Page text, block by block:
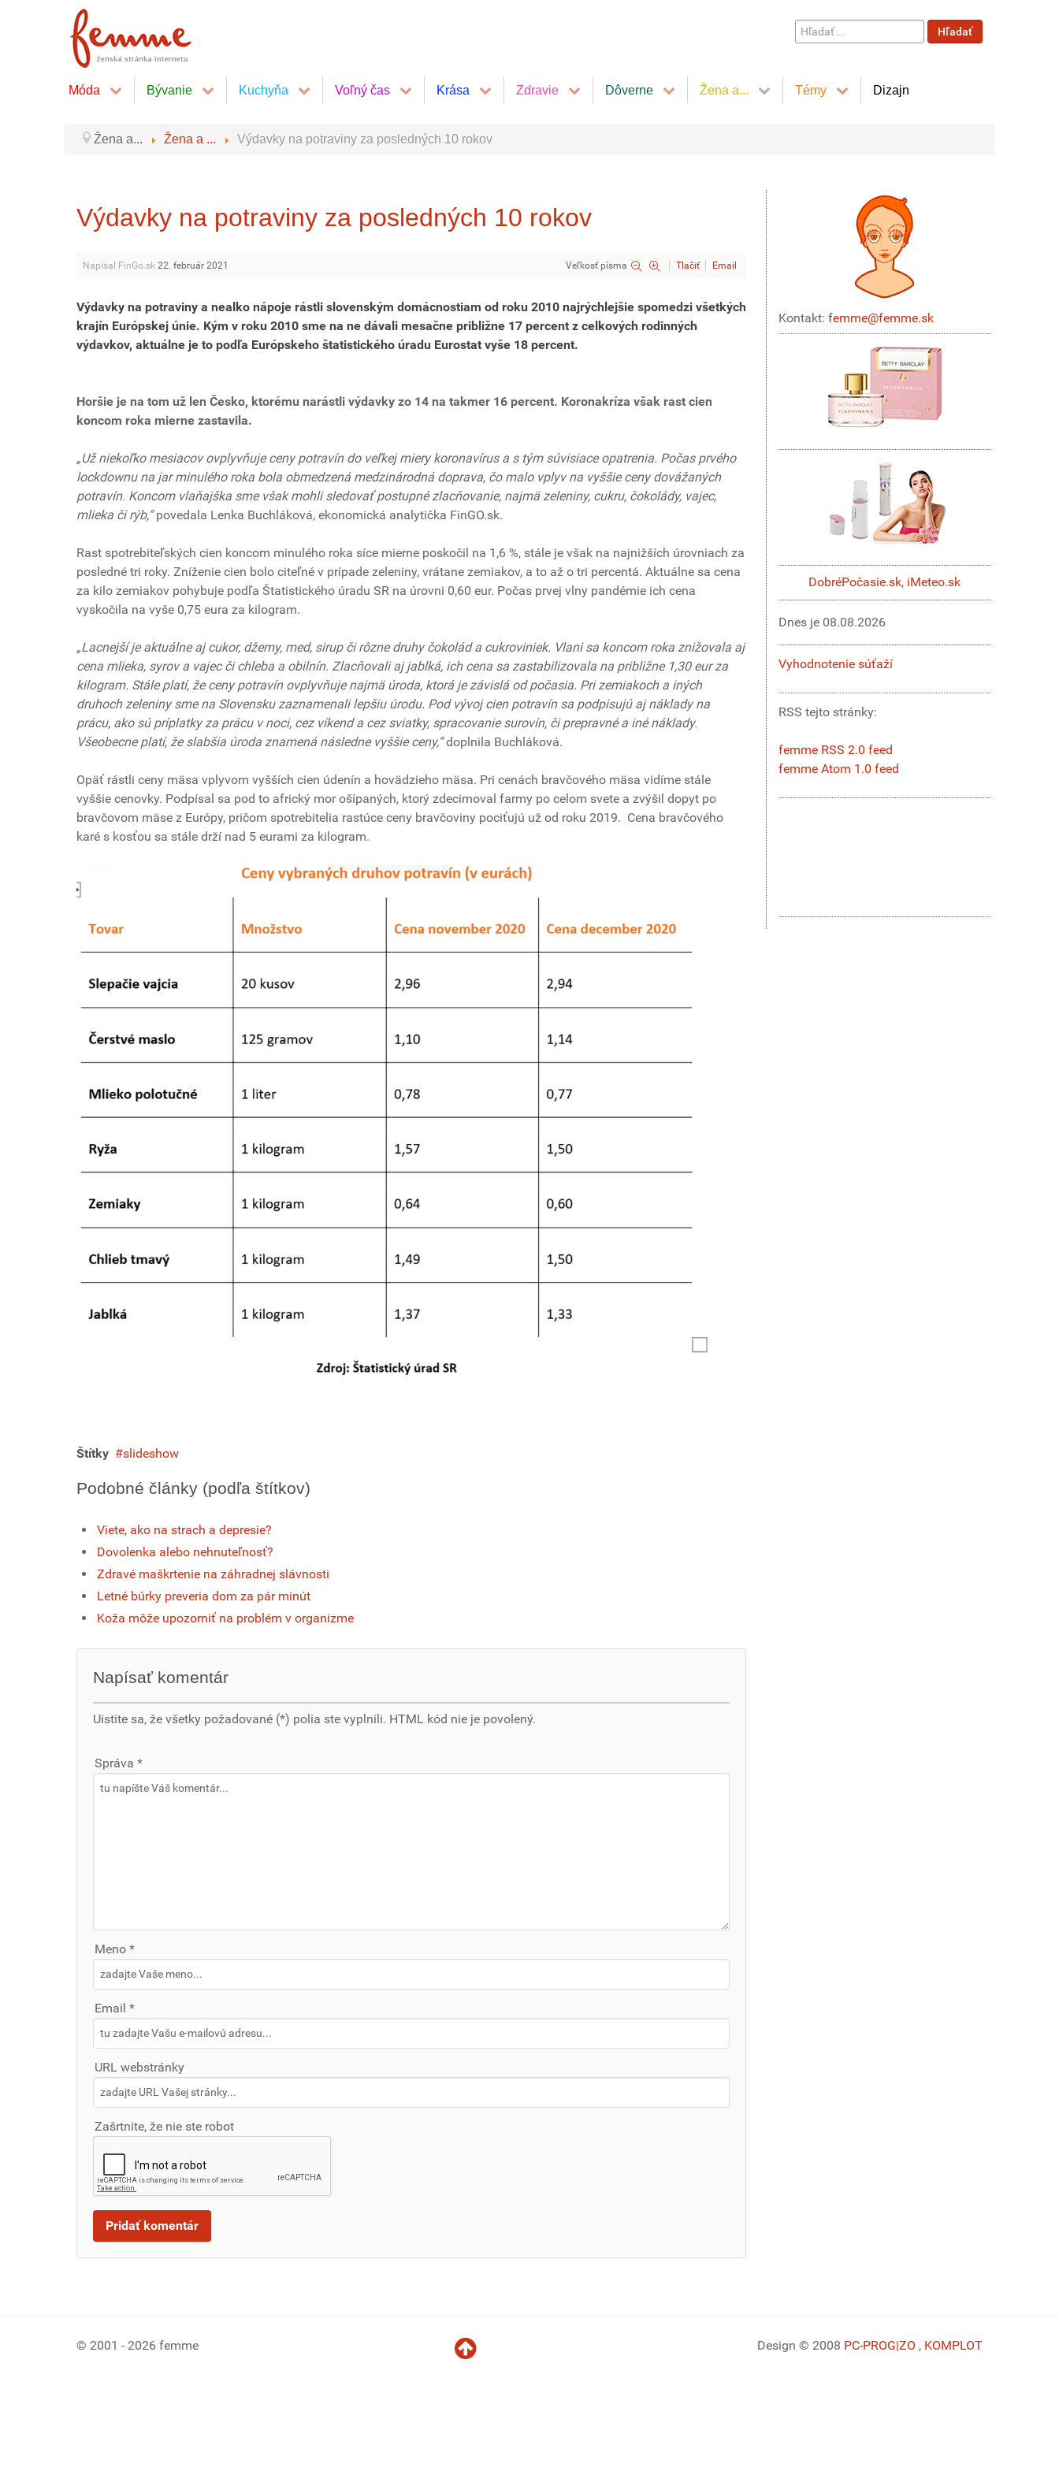
Hľadať
...
Hľadať
Móda Bývanie Kuchyňa Voľný čas Krása Zdravie Dôverne Žena a... Témy Dizajn
Žena a... Žena a ... Výdavky na potraviny za posledných 10 rokov
Výdavky na potraviny za posledných 10 rokov
Napísal FinGo.sk 22. február 2021 Veľkosť písma Tlačiť Email
Výdavky na potraviny a nealko nápoje rástli slovenským domácnostiam od roku 2010 najrýchlejšie spomedzi všetkých
krajín Európskej únie. Kým v roku 2010 sme na ne dávali mesačne približne 17 percent z celkových rodinných
výdavkov, aktuálne je to podľa Európskeho štatistického úradu Eurostat vyše 18 percent.
Horšie je na tom už len Česko, ktorému narástli výdavky zo 14 na takmer 16 percent. Koronakríza však rast cien
koncom roka mierne zastavila.
„Už niekoľko mesiacov ovplyvňuje ceny potravín do veľkej miery koronavírus a s tým súvisiace opatrenia. Počas prvého
lockdownu na jar minulého roka bola obmedzená medzinárodná doprava, čo malo vplyv na vyššie ceny dovážaných
potravín. Koncom vlaňajška sme však mohli sledovať postupné zlacňovanie, najmä zeleniny, cukru, čokolády, vajec,
mlieka či rýb,“povedala Lenka Buchláková, ekonomická analytička FinGO.sk.
Rast spotrebiteľských cien koncom minulého roka síce mierne poskočil na 1,6 %, stále je však na najnižších úrovniach za
posledné tri roky. Zníženie cien bolo citeľné v prípade zeleniny, vrátane zemiakov, a to až o tri percentá. Aktuálne sa cena
za kilo zemiakov pohybuje podľa Štatistického úradu SR na úrovni 0,60 eur. Počas prvej vlny pandémie ich cena
vyskočila na vyše 0,75 eura za kilogram.
„Lacnejší je aktuálne aj cukor, džemy, med, sirup či rôzne druhy čokolád a cukroviniek. Vlani sa koncom roka znižovala aj
cena mlieka, syrov a vajec či chleba a obilnín. Zlacňovali aj jablká, ich cena sa zastabilizovala na približne 1,30 eur za
kilogram. Stále platí, že ceny potravín ovplyvňuje najmä úroda, ktorá je závislá od počasia. Pri zemiakoch a iných
druhoch zeleniny sme na Slovensku zaznamenali lepšiu úrodu. Pod vývoj cien potravín sa podpisujú aj náklady na
prácu, ako sú príplatky za prácu v noci, cez víkend a cez sviatky, spracovanie surovín, či prepravné a iné náklady.
Všeobecne platí, že slabšia úroda znamená následne vyššie ceny,“doplnila Buchláková.
Opäť rástli ceny mäsa vplyvom vyšších cien údenín a hovädzieho mäsa. Pri cenách bravčového mäsa vidíme stále
vyššie cenovky. Podpísal sa pod to africký mor ošípaných, ktorý zdecimoval farmy po celom svete a zvýšil dopyt po
bravčovom mäse z Európy, pričom spotrebitelia rastúce ceny bravčoviny pociťujú už od roku 2019. Cena bravčového
karé s kosťou sa stále drží nad 5 eurami za kilogram.
Štítky slideshow
Podobné články (podľa štítkov)
Viete, ako na strach a depresie?
Dovolenka alebo nehnuteľnosť?
Zdravé maškrtenie na záhradnej slávnosti
Letné búrky preveria dom za pár minút
Koža môže upozorniť na problém v organizme
Napísať komentár
Uistite sa, že všetky požadované (*) polia ste vyplnili. HTML kód nie je povolený.
Správa *
Meno *
Email *
URL webstránky
Zašrtnite, že nie ste robot
Kontakt: femme@femme.sk
DobréPočasie.sk, iMeteo.sk
Dnes je 08.08.2026
Vyhodnotenie súťaží
RSS tejto stránky:
femme RSS 2.0 feed
femme Atom 1.0 feed
© 2001 - 2026 femme Design © 2008 PC-PROG|ZO , KOMPLOT